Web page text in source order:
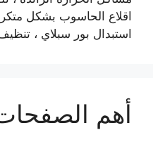
اقلاع الحاسوب بشكل
استبدال بور سبلاي ،
أهم